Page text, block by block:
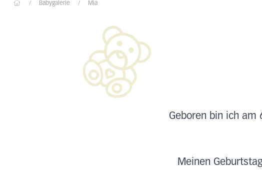
/ Babygalerie / Mia
Geboren bin ich am
Meinen